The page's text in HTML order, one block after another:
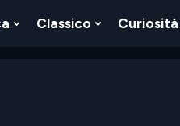
Show
Classico
Show
Curiosità